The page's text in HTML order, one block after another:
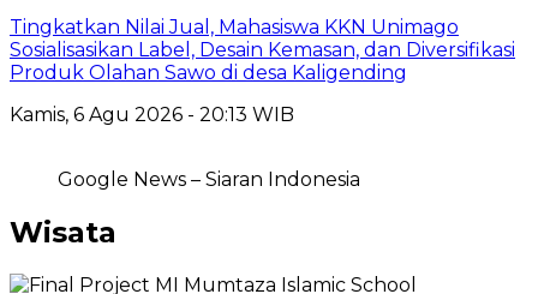
Tingkatkan Nilai Jual, Mahasiswa KKN Unimago
Sosialisasikan Label, Desain Kemasan, dan Diversifikasi
Produk Olahan Sawo di desa Kaligending
Kamis, 6 Agu 2026 - 20:13 WIB
Google News – Siaran Indonesia
Wisata